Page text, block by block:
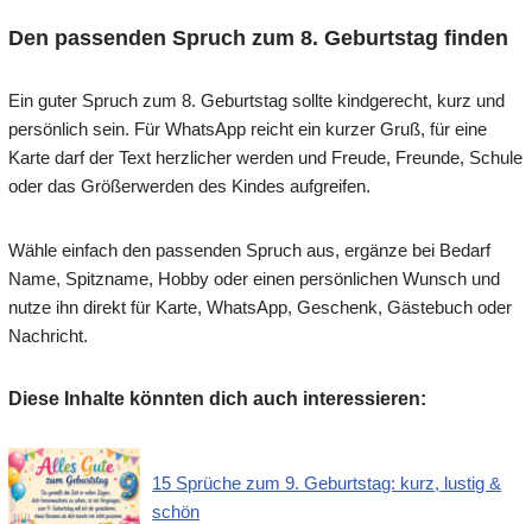
Den passenden Spruch zum 8. Geburtstag finden
Ein guter Spruch zum 8. Geburtstag sollte kindgerecht, kurz und
persönlich sein. Für WhatsApp reicht ein kurzer Gruß, für eine
Karte darf der Text herzlicher werden und Freude, Freunde, Schule
oder das Größerwerden des Kindes aufgreifen.
Wähle einfach den passenden Spruch aus, ergänze bei Bedarf
Name, Spitzname, Hobby oder einen persönlichen Wunsch und
nutze ihn direkt für Karte, WhatsApp, Geschenk, Gästebuch oder
Nachricht.
Diese Inhalte könnten dich auch interessieren:
15 Sprüche zum 9. Geburtstag: kurz, lustig &
schön